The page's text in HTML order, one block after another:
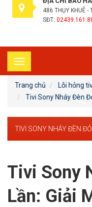
486 THỤY KHUÊ -
SĐT:
Toggle
navigation
Trang chủ
Lỗi hỏng
Tivi Sony Nháy Đèn
TIVI SONY NHÁY ĐÈN
Tivi Sony
Lần: Giải